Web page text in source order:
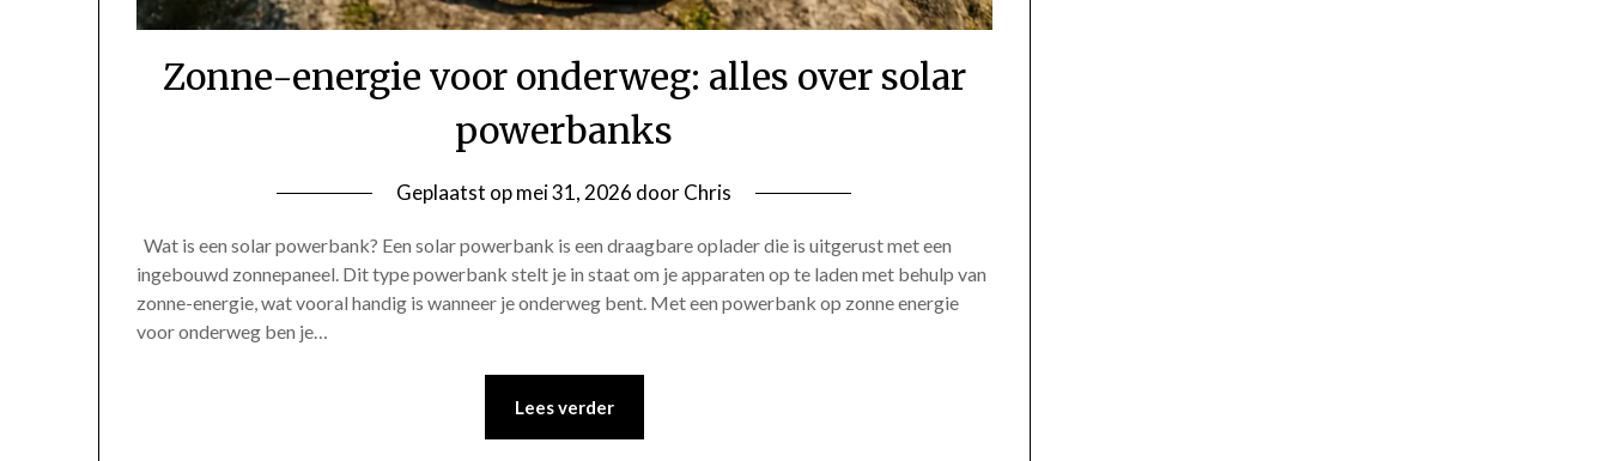
Zonne-energie voor onderweg: alles over solar
powerbanks
Geplaatst opmei 31, 2026 doorChris
Wat is een solar powerbank? Een solar powerbank is een draagbare oplader die is uitgerust met een
ingebouwd zonnepaneel. Dit type powerbank stelt je in staat om je apparaten op te laden met behulp van
zonne-energie, wat vooral handig is wanneer je onderweg bent. Met een powerbank op zonne energie
voor onderweg ben je…
Lees verder